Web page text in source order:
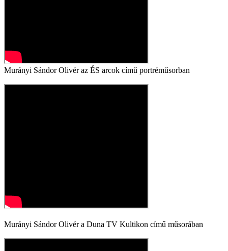
Murányi Sándor Olivér az ÉS arcok című portréműsorban
Murányi Sándor Olivér a Duna TV Kultikon című műsorában